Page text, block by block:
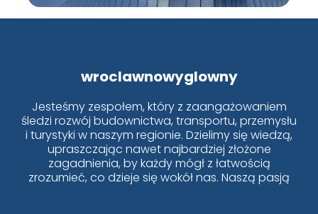
wroclawnowyglowny
Jesteśmy zespołem, który z zaangażowaniem
śledzi rozwój budownictwa, transportu, przemysłu
i turystyki w naszym regionie. Dzielimy się wiedzą,
upraszczając nawet najbardziej złożone
zagadnienia, by każdy mógł z łatwością
zrozumieć, co dzieje się wokół nas. Naszą pasją